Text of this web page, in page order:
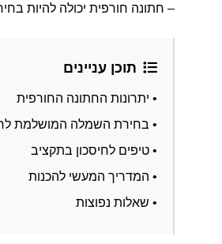
– חתונה חורפית יכולה להיות
תוכן עניינים
• יתרונות החתונה החורפית
• בחירת השמלה המושלמת
• טיפים לחיסכון בתקציב
• המדריך המעשי להכנות
• שאלות נפוצות